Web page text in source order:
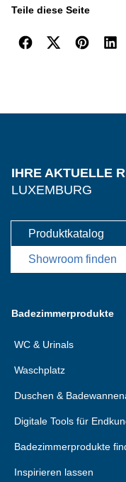
Teile diese Seite
IHRE AKTUELLE
LUXEMBURG
Produktkatalog
Showroom finden
Badezimmerprodukte
WC & Urinals
Waschplatz
Duschen &
Digitale Tools für
Badezimmerprodukte
Inspirieren lassen